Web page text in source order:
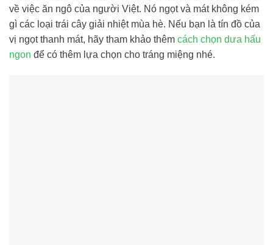
về việc ăn ngô của người Việt. Nó ngọt và mát không kém
gì các loại trái cây giải nhiệt mùa hè. Nếu bạn là tín đồ của
vị ngọt thanh mát, hãy tham khảo thêm cách chọn dưa hấu
ngon để có thêm lựa chọn cho tráng miệng nhé.